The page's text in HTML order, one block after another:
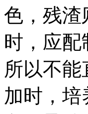
色，残渣
时，应
所以不
加时，